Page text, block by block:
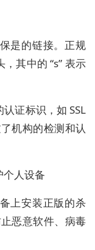
是的链接。正规
其中的 “s” 表示
证标识，如 SSL
机构的检测和认
人设备
上安装正版的杀
恶意软件、病毒